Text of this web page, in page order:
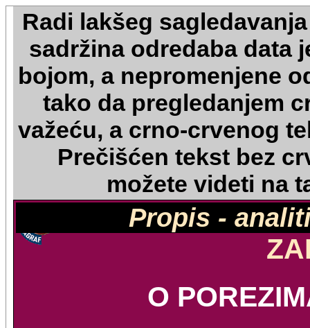
Radi lakšeg
sadržina odredaba data
bojom, a nepromenjene
tako da pregledanjem
važeću, a crno-crvenog
Prečišćen tekst bez
možete videti na
Propis -
O